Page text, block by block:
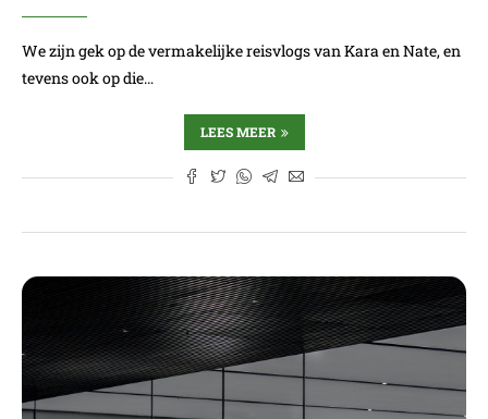
We zijn gek op de vermakelijke reisvlogs van Kara en Nate, en
tevens ook op die…
LEES MEER